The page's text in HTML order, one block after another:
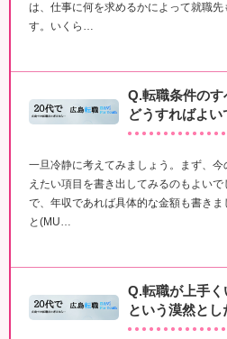
は、仕事に何を求めるかによって就職先
す。いくら…
Q.転職条件のす
どうすればよい
一旦冷静に考えてみましょう。まず、
えたい項目を書き出してみるのもよい
で、年収であれば具体的な金額も書き
と(MU…
Q.転職が上手く
という漠然とし